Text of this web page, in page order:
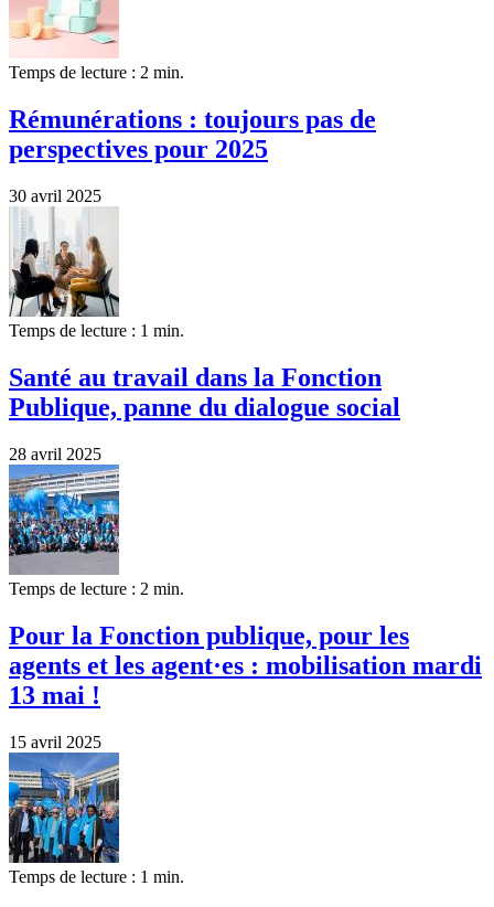
Temps de lecture : 2 min.
Rémunérations : toujours pas de
perspectives pour 2025
30 avril 2025
Temps de lecture : 1 min.
Santé au travail dans la Fonction
Publique, panne du dialogue social
28 avril 2025
Temps de lecture : 2 min.
Pour la Fonction publique, pour les
agents et les agent·es : mobilisation mardi
13 mai !
15 avril 2025
Temps de lecture : 1 min.